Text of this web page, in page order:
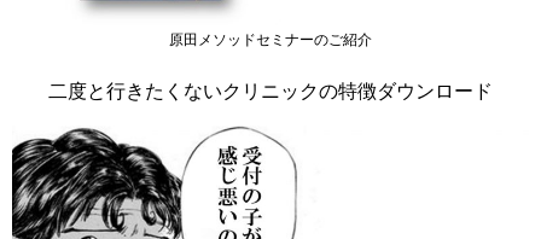
原田メソッドセミナーのご紹介
二度と行きたくないクリニックの特徴ダウンロード